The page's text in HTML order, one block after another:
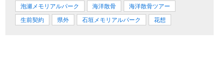
泡瀬メモリアルパーク
海洋散骨
海洋散骨ツアー
生前契約
県外 石垣メモリアルパーク 花想